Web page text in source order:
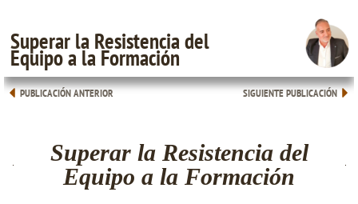
Superar la Resistencia del
Equipo a la Formación
PUBLICACIÓN ANTERIOR SIGUIENTE PUBLICACIÓN
Superar la Resistencia del
Equipo a la Formación